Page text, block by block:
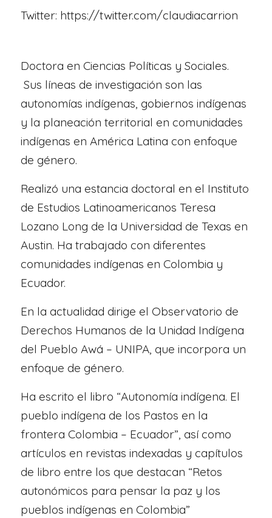
Twitter: https://twitter.com/claudiacarrion
Doctora en Ciencias Políticas y Sociales.
Sus líneas de investigación son las
autonomías indígenas, gobiernos indígenas
y la planeación territorial en comunidades
indígenas en América Latina con enfoque
de género.
Realizó una estancia doctoral en el Instituto
de Estudios Latinoamericanos Teresa
Lozano Long de la Universidad de Texas en
Austin. Ha trabajado con diferentes
comunidades indígenas en Colombia y
Ecuador.
En la actualidad dirige el Observatorio de
Derechos Humanos de la Unidad Indígena
del Pueblo Awá – UNIPA, que incorpora un
enfoque de género.
Ha escrito el libro “Autonomía indígena. El
pueblo indígena de los Pastos en la
frontera Colombia – Ecuador”, así como
artículos en revistas indexadas y capítulos
de libro entre los que destacan “Retos
autonómicos para pensar la paz y los
pueblos indígenas en Colombia”